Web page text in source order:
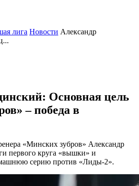
лига Новости Александр
Основная цель
– победа в
«Минских зубров» Александр
первого круга «вышки» и
серию против «Лиды-2».